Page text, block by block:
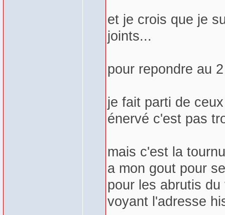
et je crois que je
joints...
pour repondre au
je fait parti de
énervé c'est pas
mais c'est la
a mon gout pour
pour les abrutis
voyant l'adresse